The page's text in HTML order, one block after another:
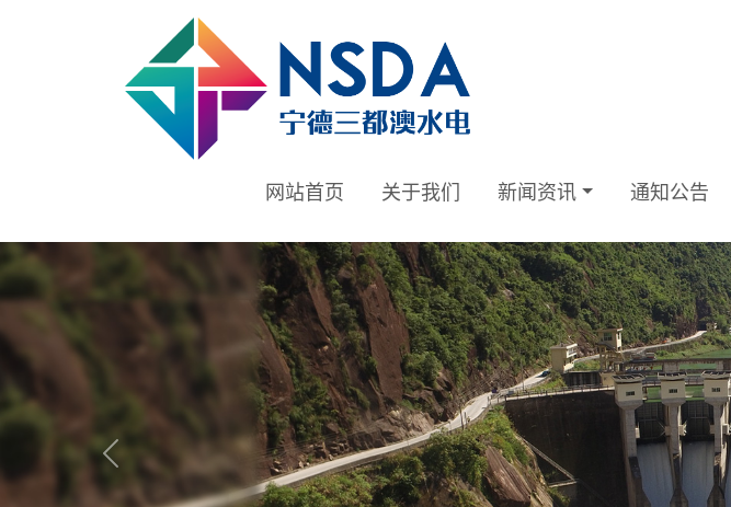
网站首页 关于我们 新闻资讯 通知公告
Previous